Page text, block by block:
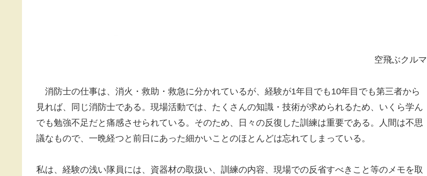
空飛ぶクルマ
消防士の仕事は、消火・救助・救急に分かれているが、経験が1年目でも10年目でも第三者から
見れば、同じ消防士である。現場活動では、たくさんの知識・技術が求められるため、いくら学ん
でも勉強不足だと痛感させられている。そのため、日々の反復した訓練は重要である。人間は不思
議なもので、一晩経つと前日にあった細かいことのほとんどは忘れてしまっている。
私は、経験の浅い隊員には、資器材の取扱い、訓練の内容、現場での反省すべきこと等のメモを取